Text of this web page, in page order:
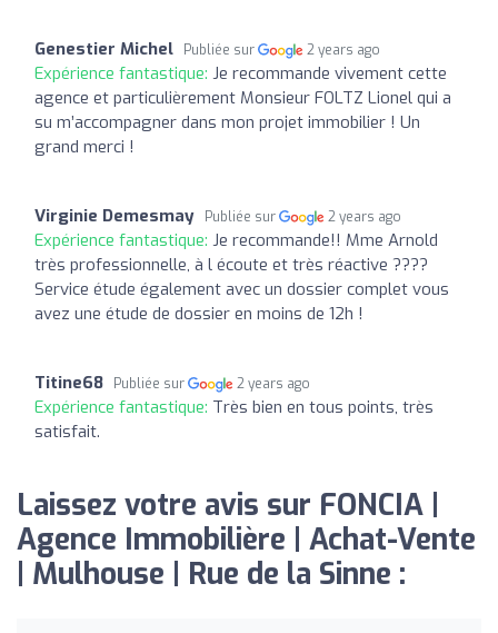
Genestier Michel Publiée sur 2 years ago
Expérience fantastique: Je recommande vivement cette
agence et particulièrement Monsieur FOLTZ Lionel qui a
su m’accompagner dans mon projet immobilier ! Un
grand merci !
Virginie Demesmay Publiée sur 2 years ago
Expérience fantastique: Je recommande!! Mme Arnold
très professionnelle, à l écoute et très réactive ????
Service étude également avec un dossier complet vous
avez une étude de dossier en moins de 12h !
Titine68 Publiée sur 2 years ago
Expérience fantastique: Très bien en tous points, très
satisfait.
Laissez votre avis sur FONCIA |
Agence Immobilière | Achat-Vente
| Mulhouse | Rue de la Sinne :